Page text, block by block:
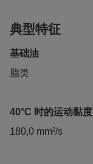
典型特征
基础油
脂类
40°C 时的运动黏度
180,0 mm²/s